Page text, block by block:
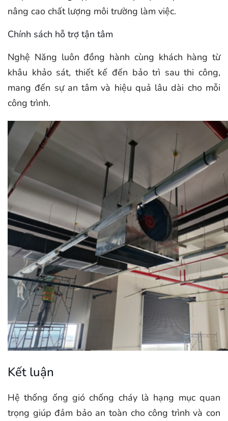
nâng cao chất lượng môi trường làm việc.
Chính sách hỗ trợ tận tâm
Nghệ Năng luôn đồng hành cùng khách hàng từ
khâu khảo sát, thiết kế đến bảo trì sau thi công,
mang đến sự an tâm và hiệu quả lâu dài cho mỗi
công trình.
Kết luận
Hệ thống ống gió chống cháy là hạng mục quan
trọng giúp đảm bảo an toàn cho công trình và con